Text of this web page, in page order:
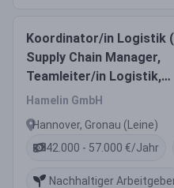
Koordinator/in Logistik
Supply Chain Manager,
Teamleiter/in Logistik,
Logistikkoordinator/in
Hamelin GmbH
Hannover, Gronau (Leine)
42.000 - 57.000 €/Jahr
Nachhaltiger